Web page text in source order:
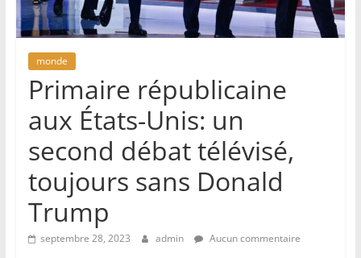
monde
Primaire républicaine
aux États-Unis: un
second débat télévisé,
toujours sans Donald
Trump
septembre 28, 2023 admin Aucun commentaire